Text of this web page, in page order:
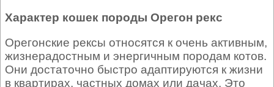
Характер кошек породы Орегон рекс
Орегонские рексы относятся к очень активным,
жизнерадостным и энергичным породам котов.
Они достаточно быстро адаптируются к жизни
в квартирах, частных домах или дачах. Это